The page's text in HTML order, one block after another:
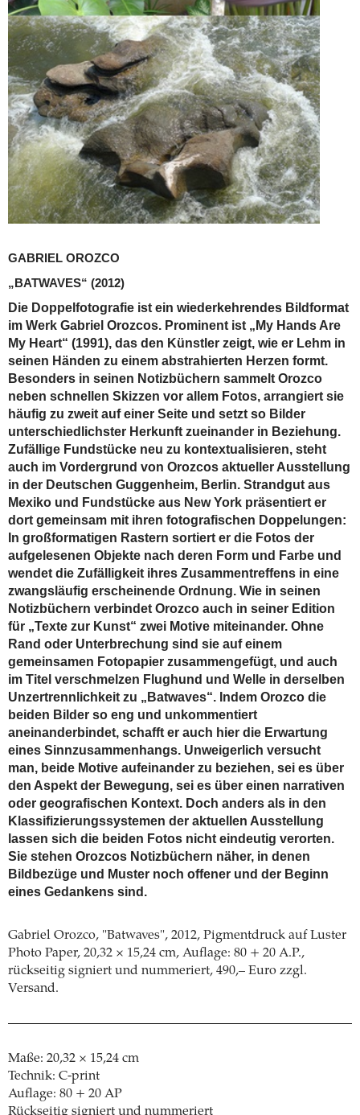
GABRIEL OROZCO
„BATWAVES“ (2012)
Die Doppelfotografie ist ein wiederkehrendes Bildformat
im Werk Gabriel Orozcos. Prominent ist „My Hands Are
My Heart“ (1991), das den Künstler zeigt, wie er Lehm in
seinen Händen zu einem abstrahierten Herzen formt.
Besonders in seinen Notizbüchern sammelt Orozco
neben schnellen Skizzen vor allem Fotos, arrangiert sie
häufig zu zweit auf einer Seite und setzt so Bilder
unterschiedlichster Herkunft zueinander in Beziehung.
Zufällige Fundstücke neu zu kontextualisieren, steht
auch im Vordergrund von Orozcos aktueller Ausstellung
in der Deutschen Guggenheim, Berlin. Strandgut aus
Mexiko und Fundstücke aus New York präsentiert er
dort gemeinsam mit ihren fotografischen Doppelungen:
In großformatigen Rastern sortiert er die Fotos der
aufgelesenen Objekte nach deren Form und Farbe und
wendet die Zufälligkeit ihres Zusammentreffens in eine
zwangsläufig erscheinende Ordnung. Wie in seinen
Notizbüchern verbindet Orozco auch in seiner Edition
für „Texte zur Kunst“ zwei Motive miteinander. Ohne
Rand oder Unterbrechung sind sie auf einem
gemeinsamen Fotopapier zusammengefügt, und auch
im Titel verschmelzen Flughund und Welle in derselben
Unzertrennlichkeit zu „Batwaves“. Indem Orozco die
beiden Bilder so eng und unkommentiert
aneinanderbindet, schafft er auch hier die Erwartung
eines Sinnzusammenhangs. Unweigerlich versucht
man, beide Motive aufeinander zu beziehen, sei es über
den Aspekt der Bewegung, sei es über einen narrativen
oder geografischen Kontext. Doch anders als in den
Klassifizierungssystemen der aktuellen Ausstellung
lassen sich die beiden Fotos nicht eindeutig verorten.
Sie stehen Orozcos Notizbüchern näher, in denen
Bildbezüge und Muster noch offener und der Beginn
eines Gedankens sind.
Gabriel Orozco, "Batwaves", 2012, Pigmentdruck auf Luster
Photo Paper, 20,32 × 15,24 cm, Auflage: 80 + 20 A.P.,
rückseitig signiert und nummeriert, 490,– Euro zzgl.
Versand.
Maße: 20,32 × 15,24 cm
Technik: C-print
Auflage: 80 + 20 AP
Rückseitig signiert und nummeriert